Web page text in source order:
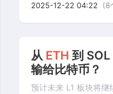
2025-12-22 04:22 (8
从 ETH 到 SOL
输给比特币？
预计未来 L1 板块将